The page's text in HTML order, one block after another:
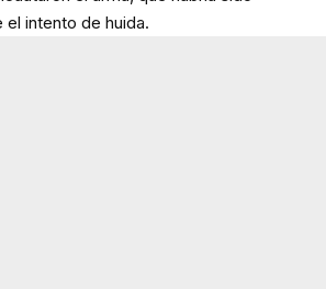
intento de huida.